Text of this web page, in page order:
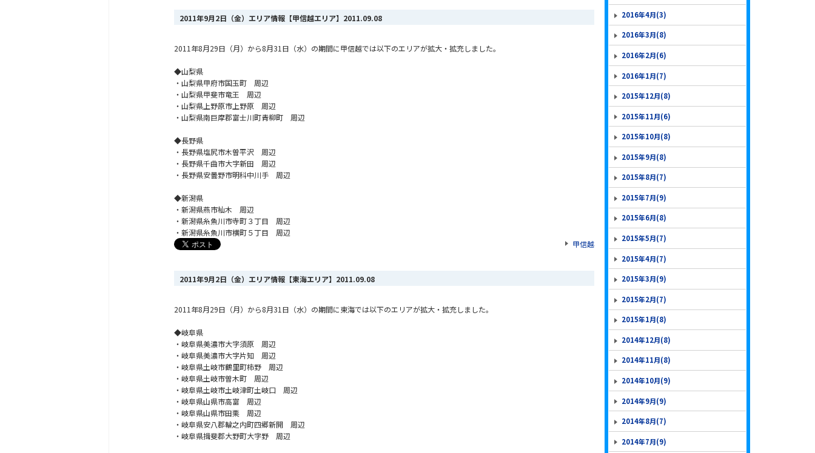
2011年9月2日（金）エリア情報【甲信越エリア】 2011.09.08
2011年8月29日（月）から8月31日（水）の期間に甲信越では以下のエリアが拡大・拡充しました。
◆山梨県
・山梨県甲府市国玉町 周辺
・山梨県甲斐市竜王 周辺
・山梨県上野原市上野原 周辺
・山梨県南巨摩郡富士川町青柳町 周辺
◆長野県
・長野県塩尻市木曽平沢 周辺
・長野県千曲市大字新田 周辺
・長野県安曇野市明科中川手 周辺
◆新潟県
・新潟県燕市杣木 周辺
・新潟県糸魚川市寺町３丁目 周辺
・新潟県糸魚川市横町５丁目 周辺
甲信越
2011年9月2日（金）エリア情報【東海エリア】 2011.09.08
2011年8月29日（月）から8月31日（水）の期間に東海では以下のエリアが拡大・拡充しました。
◆岐阜県
・岐阜県美濃市大字須原 周辺
・岐阜県美濃市大字片知 周辺
・岐阜県土岐市鶴里町柿野 周辺
・岐阜県土岐市曽木町 周辺
・岐阜県土岐市土岐津町土岐口 周辺
・岐阜県山県市高富 周辺
・岐阜県山県市田栗 周辺
・岐阜県安八郡輪之内町四郷新開 周辺
・岐阜県揖斐郡大野町大字野 周辺
2016年4月(3)
2016年3月(8)
2016年2月(6)
2016年1月(7)
2015年12月(8)
2015年11月(6)
2015年10月(8)
2015年9月(8)
2015年8月(7)
2015年7月(9)
2015年6月(8)
2015年5月(7)
2015年4月(7)
2015年3月(9)
2015年2月(7)
2015年1月(8)
2014年12月(8)
2014年11月(8)
2014年10月(9)
2014年9月(9)
2014年8月(7)
2014年7月(9)